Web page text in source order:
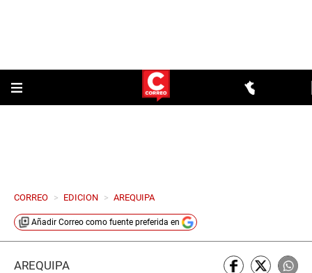
CORREO > EDICION > AREQUIPA
Añadir Correo como fuente preferida en
AREQUIPA